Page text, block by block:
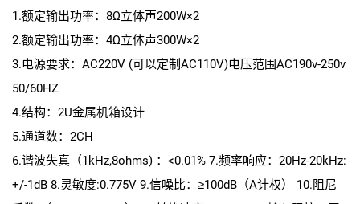
1.额定输出功率：8Ω立体声200W×2
2.额定输出功率：4Ω立体声300W×2
3.电源要求：AC220V (可以定制AC110V)电压范围AC190v-250v
50/60HZ
4.结构：2U金属机箱设计
5.通道数：2CH
6.谐波失真（1kHz,8ohms) ：<0.01% 7.频率响应：20Hz-20kHz:
+/-1dB 8.灵敏度:0.775V 9.信噪比：≥100dB（A计权） 10.阻尼